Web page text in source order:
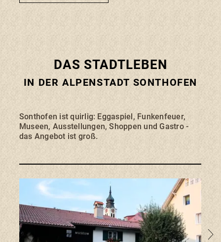
nach Wasserstand sanft oder tosend
könnt Ihr an den Grillplätzen eine leckere
Bratwurst genießen.DAS STADTLEBEN
IN DER ALPENSTADT SONTHOFEN
Sonthofen ist quirlig: Eggaspiel, Funkenfeuer,
Museen, Ausstellungen, Shoppen und Gastro -
das Angebot ist groß.